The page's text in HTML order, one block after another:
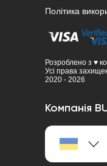
Політика
Розроблено з ♥
Усі права
2020 - 2026
Компанія